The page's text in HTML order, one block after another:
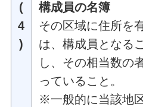
(
4
)
構成員の名簿
その区域に住所を
は、構成員となる
し、その相当数の
っていること。
※一般的に当該地